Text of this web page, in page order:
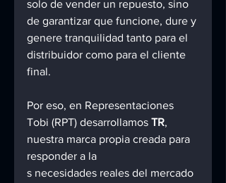
solo de vender un repuesto, sino
de garantizar que funcione, dure y
genere tranquilidad tanto para el
distribuidor como para el cliente
final.
Por eso, en Representaciones
Tobi (RPT) desarrollamos TR,
nuestra marca propia creada para
responder a la
s necesidades reales del mercado